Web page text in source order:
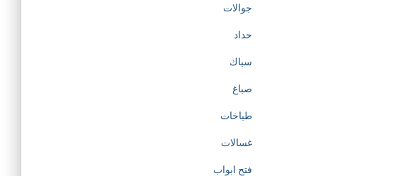
جوالات
حداد
سباك
صباغ
طباخات
غسالات
فتح ابواب